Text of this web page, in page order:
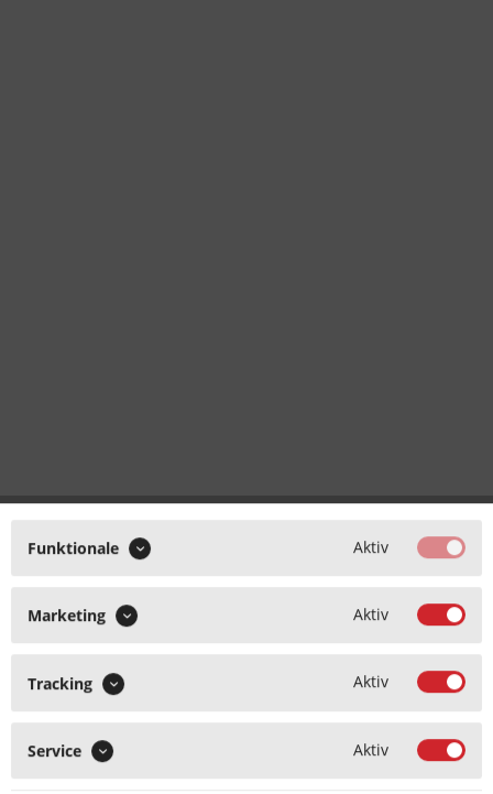
Funktionale Aktiv
Marketing Aktiv
Tracking Aktiv
Service Aktiv